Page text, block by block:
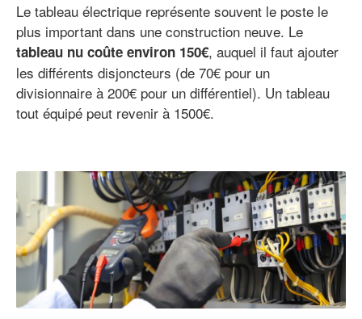
Le tableau électrique représente souvent le poste le
plus important dans une construction neuve. Le
tableau nu coûte environ 150€, auquel il faut ajouter
les différents disjoncteurs (de 70€ pour un
divisionnaire à 200€ pour un différentiel). Un tableau
tout équipé peut revenir à 1500€.